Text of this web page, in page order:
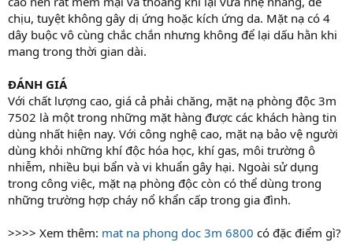
chịu, tuyệt không gây dị ứng hoặc kích ứng da. Mặt nạ có 4
dây buộc vô cùng chắc chắn nhưng không để lại dấu hằn khi
mang trong thời gian dài.
ĐÁNH GIÁ
Với chất lượng cao, giá cả phải chăng, mặt nạ phòng độc 3m
7502 là một trong những mặt hàng được các khách hàng tin
dùng nhất hiện nay. Với công nghệ cao, mặt nạ bảo vệ người
dùng khỏi những khí độc hóa học, khí gas, môi trường ô
nhiễm, nhiều bụi bẩn và vi khuẩn gây hại. Ngoài sử dụng
trong công việc, mặt nạ phòng độc còn có thể dùng trong
những trường hợp cháy nổ khẩn cấp trong gia đình.
>>>> Xem thêm: mat na phong doc 3m 6800 có đặc điểm gì?